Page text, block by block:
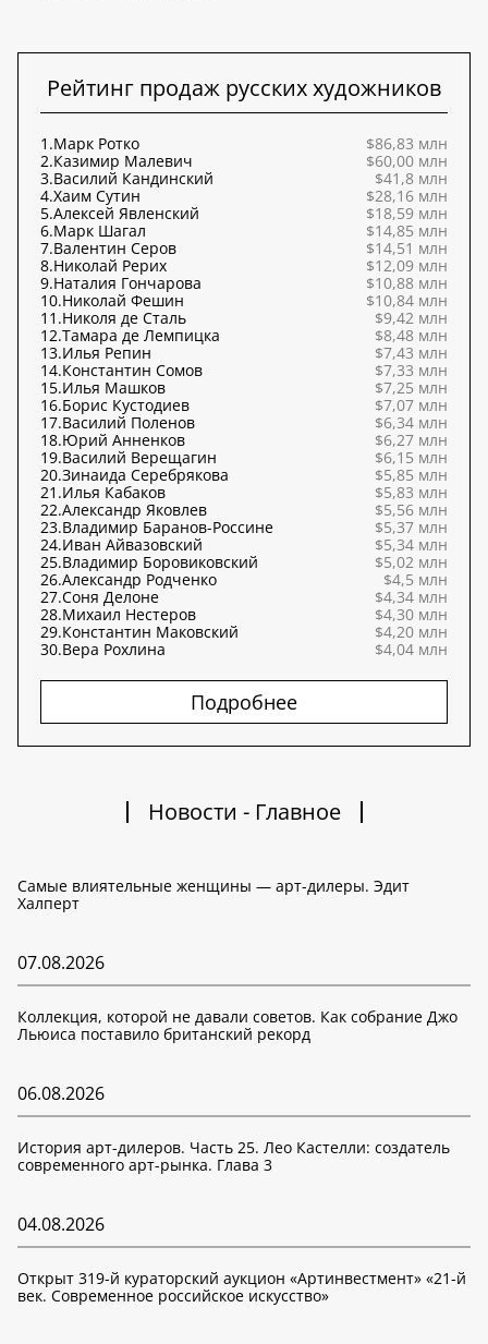
Рейтинг продаж русских художников
1.Марк Ротко
$86,83 млн
2.Казимир Малевич
$60,00 млн
3.Василий Кандинский
$41,8 млн
4.Хаим Сутин
$28,16 млн
5.Алексей Явленский
$18,59 млн
6.Марк Шагал
$14,85 млн
7.Валентин Серов
$14,51 млн
8.Николай Рерих
$12,09 млн
9.Наталия Гончарова
$10,88 млн
10.Николай Фешин
$10,84 млн
11.Николя де Сталь
$9,42 млн
12.Тамара де Лемпицка
$8,48 млн
13.Илья Репин
$7,43 млн
14.Константин Сомов
$7,33 млн
15.Илья Машков
$7,25 млн
16.Борис Кустодиев
$7,07 млн
17.Василий Поленов
$6,34 млн
18.Юрий Анненков
$6,27 млн
19.Василий Верещагин
$6,15 млн
20.Зинаида Серебрякова
$5,85 млн
21.Илья Кабаков
$5,83 млн
22.Александр Яковлев
$5,56 млн
23.Владимир Баранов-Россине
$5,37 млн
24.Иван Айвазовский
$5,34 млн
25.Владимир Боровиковский
$5,02 млн
26.Александр Родченко
$4,5 млн
27.Соня Делоне
$4,34 млн
28.Михаил Нестеров
$4,30 млн
29.Константин Маковский
$4,20 млн
30.Вера Рохлина $4,04 млн
Подробнее
Новости - Главное
Самые влиятельные женщины — арт-дилеры. Эдит
Халперт
07.08.2026
Коллекция, которой не давали советов. Как собрание Джо
Льюиса поставило британский рекорд
06.08.2026
История арт-дилеров. Часть 25. Лео Кастелли: создатель
современного арт-рынка. Глава 3
04.08.2026
Открыт 319-й кураторский аукцион «Артинвестмент» «21-й
век. Современное российское искусство»